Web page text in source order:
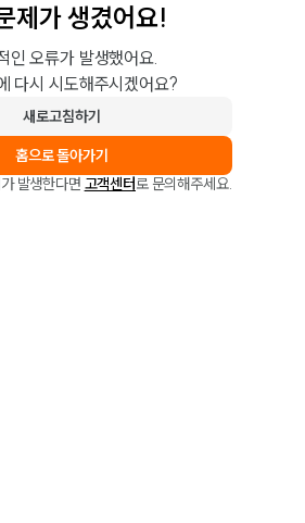
제가 생겼어요!
인 오류가 발생했어요.
다시 시도해주시겠어요?
새로고침하기
홈으로 돌아가기
발생한다면 고객센터로 문의해주세요.